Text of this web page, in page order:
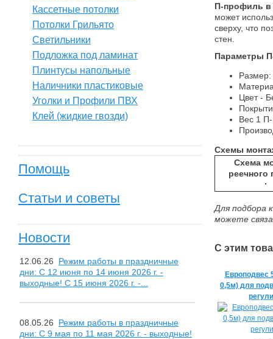
Кассетные потолки
Потолки Грильято
Светильники
Подложка под ламинат
Плинтусы напольные
Наличники пластиковые
Уголки и Профили ПВХ
Клей (жидкие гвозди)
Помощь
Статьи и советы
Новости
12.06.26
Режим работы в праздничные
дни: С 12 июня по 14 июня 2026 г. -
выходные! С 15 июня 2026 г. -...
08.05.26
Режим работы в праздничные
дни: С 9 мая по 11 мая 2026 г. - выходные!
П-профиль в
может
сверху, что
стен.
Параметры
Цвет -
Вес 1
Схемы
Схема
реечного
Для подбора
можете
С этим
Европодвес
0,5м) для